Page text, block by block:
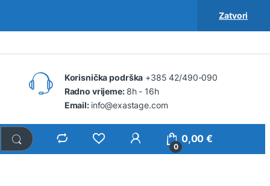
Korisnička podrška +385 42/490-090
Radno vrijeme: 8h - 16h
Email: info@exastage.com
0
0,00€
Zatvori